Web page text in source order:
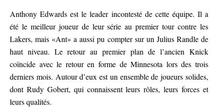
Anthony Edwards est le leader incontesté de cette équipe. Il a
été le meilleur joueur de leur série au premier tour contre les
Lakers, mais «Ant» a aussi pu compter sur un Julius Randle de
haut niveau. Le retour au premier plan de l’ancien Knick
coïncide avec le retour en forme de Minnesota lors des trois
derniers mois. Autour d’eux est un ensemble de joueurs solides,
dont Rudy Gobert, qui connaissent leurs rôles, leurs forces et
leurs qualités.